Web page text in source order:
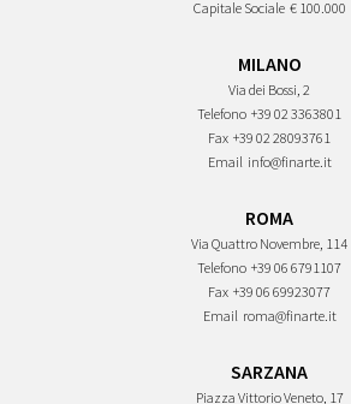
Capitale Sociale € 100.000
MILANO
Via dei Bossi, 2
Telefono +39 02 3363801
Fax +39 02 28093761
Email info@finarte.it
ROMA
Via Quattro Novembre, 114
Telefono +39 06 6791107
Fax +39 06 69923077
Email roma@finarte.it
SARZANA
Piazza Vittorio Veneto, 17